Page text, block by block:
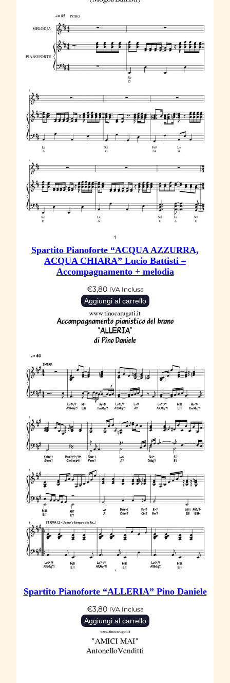
Spartito Pianoforte “ACQUA AZZURRA,
ACQUA CHIARA” Lucio Battisti –
Accompagnamento + melodia
€3,80 IVA Inclusa
Aggiungi al carrello
Spartito Pianoforte “ALLERIA” Pino Daniele
€3,80 IVA Inclusa
Aggiungi al carrello